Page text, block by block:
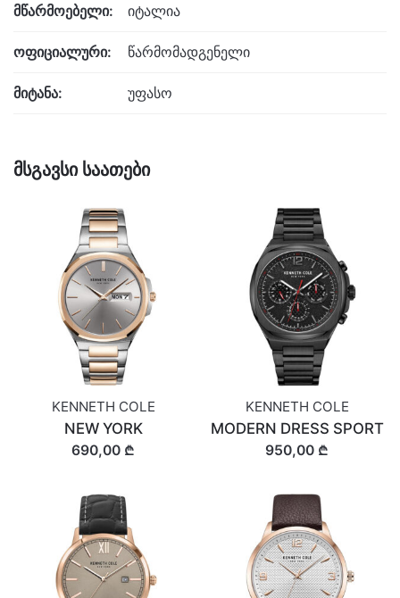
მწარმოებელი: იტალია
ოფიციალური: წარმომადგენელი
მიტანა: უფასო
მსგავსი საათები
KENNETH COLE
NEW YORK
690,00 ₾
KENNETH COLE
MODERN DRESS SPORT
950,00 ₾